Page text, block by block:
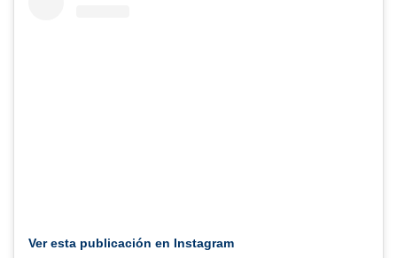
Ver esta publicación en Instagram